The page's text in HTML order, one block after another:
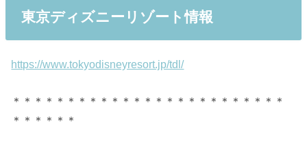
東京ディズニーリゾート情報
https://www.tokyodisneyresort.jp/tdl/
＊＊＊＊＊＊＊＊＊＊＊＊＊＊＊＊＊＊＊＊＊＊＊＊＊
＊＊＊＊＊＊